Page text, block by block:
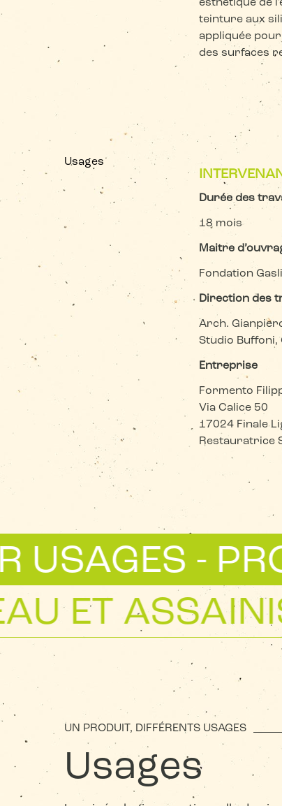
esthétique de
teinture aux
appliquée
des surfaces
Usages
Durée des
18 mois
Maitre
Fondation
Direction des
Arch.
Studio Buffoni,
Entreprise
Formento
Via Calice 50
17024 Finale
Restauratrice
-
- EAU ET
UN PRODUIT, DIFFÉRENTS USAGES
Usages